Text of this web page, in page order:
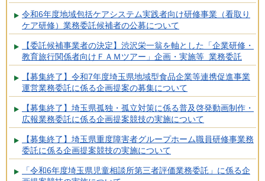
令和6年度地域包括ケアシステム実践者向け研修事業（看取り
ケア研修）業務委託候補者の公募について
【委託候補事業者の決定】渋沢栄一翁を軸とした「企業研修・
教育旅行関係者向けＦＡＭツアー」企画・実施等 業務委託
【募集終了】令和7年度埼玉県地域型食品企業等連携促進事業
運営業務委託に係る企画提案の募集について
【募集終了】埼玉県孤独・孤立対策に係る普及啓発動画制作・
広報業務委託に係る企画提案競技の実施について
【募集終了】埼玉県重度障害者グループホーム職員研修事業務
委託に係る企画提案競技の実施について
「令和6年度埼玉県児童相談所第三者評価業務委託」に係る企